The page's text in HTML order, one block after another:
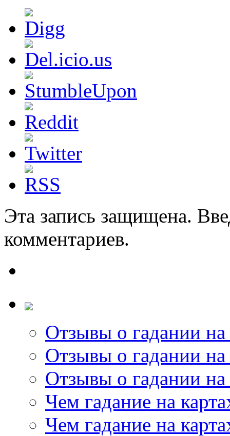
Эта запись защищена.
комментариев.
Отзывы о гадании на
Отзывы о гадании на
Отзывы о гадании на
Чем гадание на
Чем гадание на